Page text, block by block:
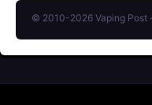
© 2010-2026 Vaping Post